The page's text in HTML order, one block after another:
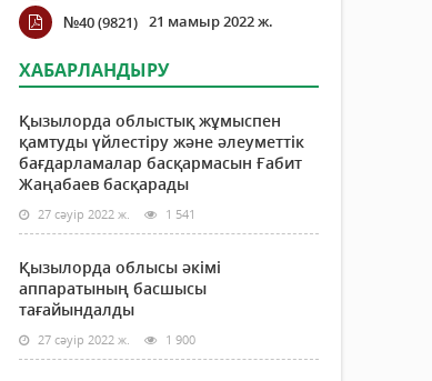
№40 (9821) 21 мамыр 2022 ж.
ХАБАРЛАНДЫРУ
Қызылорда облыстық жұмыспен
қамтуды үйлестіру және әлеуметтік
бағдарламалар басқармасын Ғабит
Жаңабаев басқарады
27 сәуір 2022 ж. 1 541
Қызылорда облысы әкімі
аппаратының басшысы
тағайындалды
27 сәуір 2022 ж. 1 900